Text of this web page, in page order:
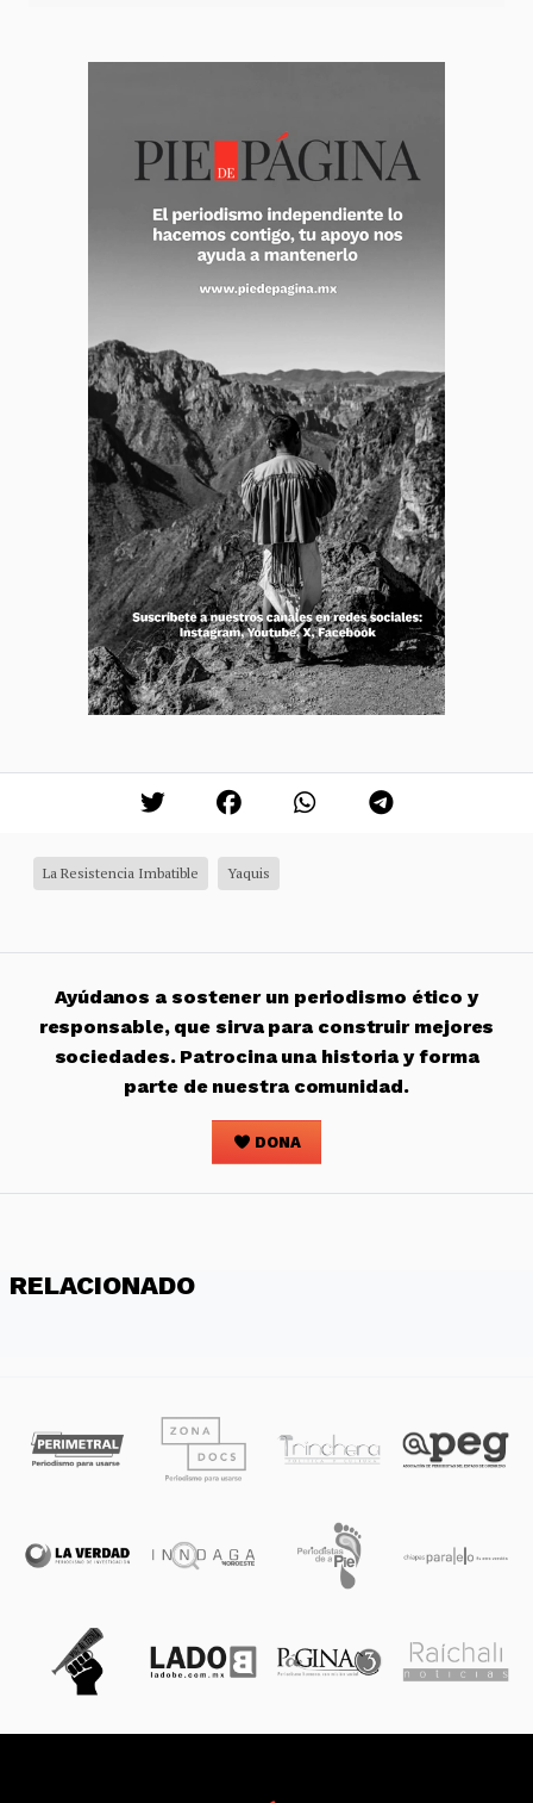
La Resistencia Imbatible Yaquis
Ayúdanos a sostener un periodismo ético y
responsable, que sirva para construir mejores
sociedades. Patrocina una historia y forma
parte de nuestra comunidad.
DONA
RELACIONADO